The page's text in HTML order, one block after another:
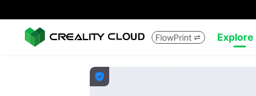
FlowPrint  Explore
